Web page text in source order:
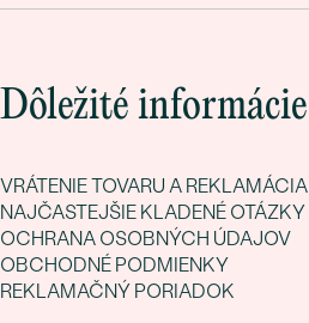
Dôležité informácie
VRÁTENIE TOVARU A REKLAMÁCIA
NAJČASTEJŠIE KLADENÉ OTÁZKY
OCHRANA OSOBNÝCH ÚDAJOV
OBCHODNÉ PODMIENKY
REKLAMAČNÝ PORIADOK